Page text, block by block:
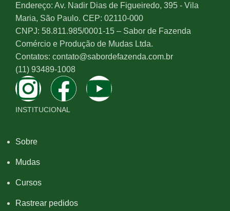
Endereço: Av. Nadir Dias de Figueiredo, 395 - Vila
Maria, São Paulo. CEP: 02110-000
CNPJ: 58.811.985/0001-15 – Sabor de Fazenda
Comércio e Produção de Mudas Ltda.
Contatos: contato@sabordefazenda.com.br
(11) 93489-1008
INSTITUCIONAL
Sobre
Mudas
Cursos
Rastrear pedidos